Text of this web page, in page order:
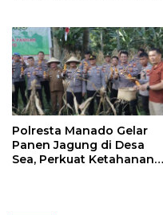
Polresta Manado Gelar
Panen Jagung di Desa
Sea, Perkuat Ketahanan